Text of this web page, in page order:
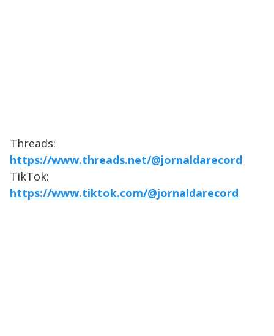
Threads:
https://www.threads.net/@jornaldarecord
TikTok:
https://www.tiktok.com/@jornaldarecord